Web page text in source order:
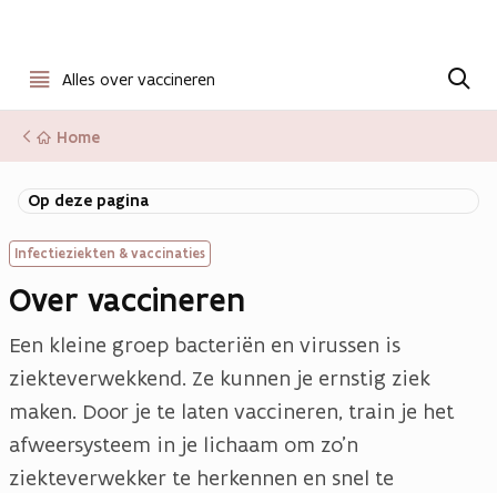
menu
Alles over vaccineren
n
Home
Op deze pagina
Infectieziekten & vaccinaties
Over vaccineren
Een kleine groep bacteriën en virussen is
ziekteverwekkend. Ze kunnen je ernstig ziek
maken. Door je te laten vaccineren, train je het
afweersysteem in je lichaam om zo’n
ziekteverwekker te herkennen en snel te